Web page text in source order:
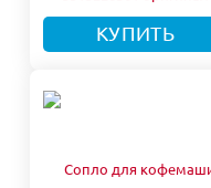
КУПИТЬ